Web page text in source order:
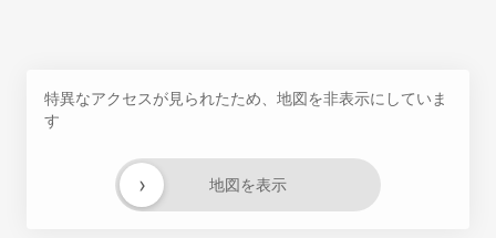
特異なアクセスが見られたため、地図を非表示にしていま
す
地図を表示
›